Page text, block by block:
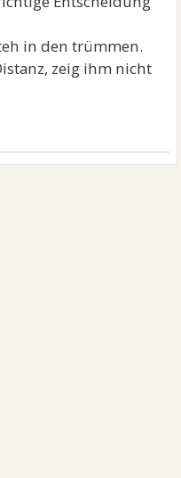
in den trümmen.
zeig ihm nicht